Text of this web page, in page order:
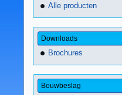
Alle producten
Downloads
Brochures
Bouwbeslag